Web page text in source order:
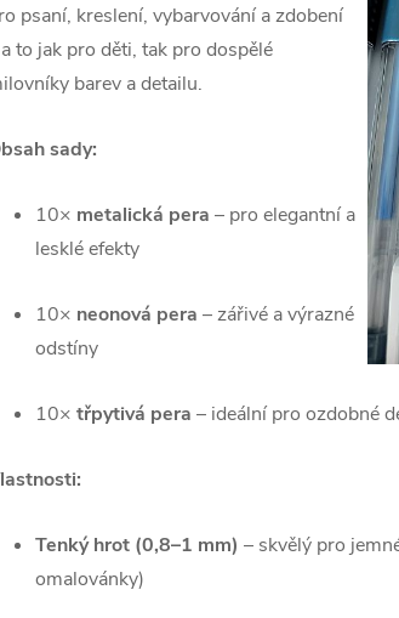
psaní, kreslení, vybarvování a zdobení
to jak pro děti, tak pro dospělé
barev a detailu.
sady:
10× metalická pera – pro elegantní a
lesklé efekty
10× neonová pera – zářivé a výrazné
odstíny
10× třpytivá pera – ideální pro ozdobné
Tenký hrot (0,8–1 mm) – skvělý pro
omalovánky)